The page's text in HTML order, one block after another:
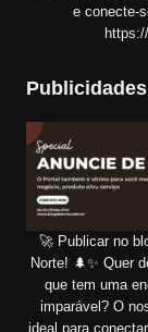
e conecte-
Publicidades
🚀 Publicar no
Norte! 🌲✨ Quer
que tem uma
imparável? O
ideal para